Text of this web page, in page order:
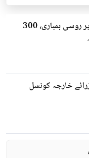
یوکرین: ماریوپول تھیٹر پر روسی بمباری، 300
خارجہ کونسل